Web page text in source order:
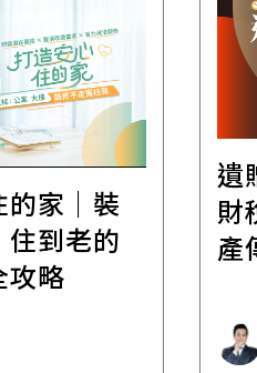
家｜裝
到老的
攻略
遺
財
產